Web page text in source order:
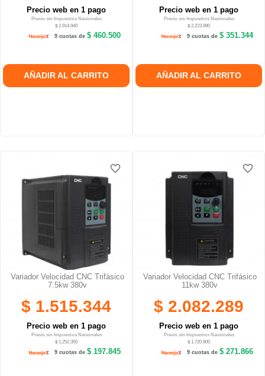
Precio web en 1 pago
Precio sin Impuestos Nacionales
$ 2.914.940
9 cuotas de $ 460.500
AÑADIR AL CARRITO
Precio web en 1 pago
Precio sin Impuestos Nacionales
$ 2.223.990
9 cuotas de $ 351.344
AÑADIR AL CARRITO
Variador Velocidad CNC Trifásico
7.5kw 380v
$ 1.515.344
Precio web en 1 pago
Precio sin Impuestos Nacionales
$ 1.252.350
9 cuotas de $ 197.845
favorite_border
favorite_border
Variador Velocidad CNC Trifásico
11kw 380v
$ 2.082.289
Precio web en 1 pago
Precio sin Impuestos Nacionales
$ 1.720.900
9 cuotas de $ 271.866
favorite_border
favorite_border